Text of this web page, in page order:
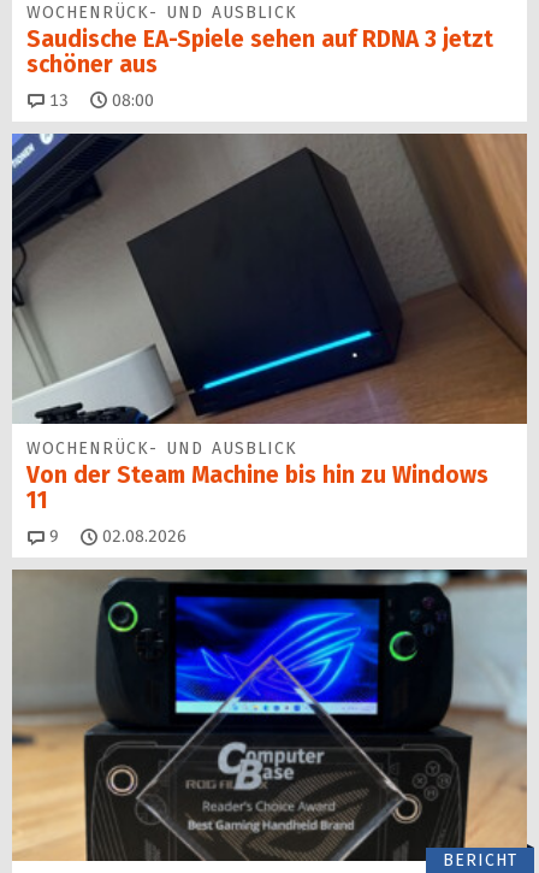
WOCHENRÜCK- UND AUSBLICK
Saudische EA-Spiele sehen auf RDNA 3 jetzt
schöner aus
13 Kommentare
08:00
WOCHENRÜCK- UND AUSBLICK
Von der Steam Machine bis hin zu Windows
11
9 Kommentare
02.08.2026
BERICHT